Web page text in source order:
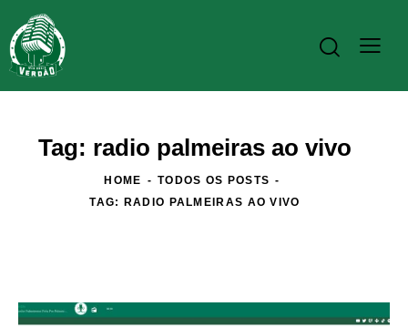
Tag: radio palmeiras ao vivo
HOME
TODOS OS POSTS
TAG: RADIO PALMEIRAS AO VIVO